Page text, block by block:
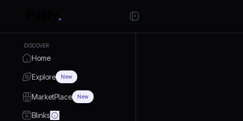
DISCOVER
Home
Explore New
MarketPlace New
Blinks